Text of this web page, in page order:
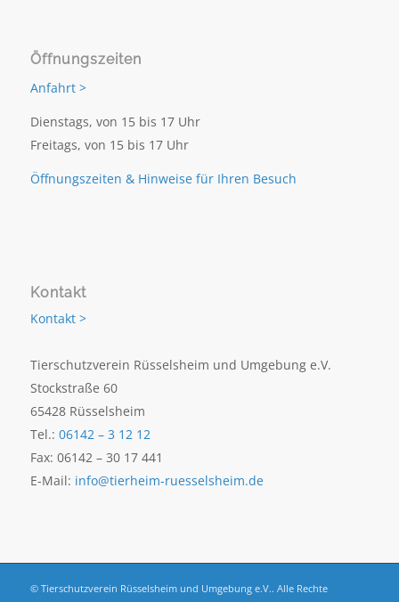
Öffnungszeiten
Anfahrt >
Dienstags, von 15 bis 17 Uhr
Freitags, von 15 bis 17 Uhr
Öffnungszeiten & Hinweise für Ihren Besuch
Kontakt
Kontakt >
Tierschutzverein Rüsselsheim und Umgebung e.V.
Stockstraße 60
65428 Rüsselsheim
Tel.: 06142 – 3 12 12
Fax: 06142 – 30 17 441
E-Mail: info@tierheim-ruesselsheim.de
© Tierschutzverein Rüsselsheim und Umgebung e.V.. Alle Rechte